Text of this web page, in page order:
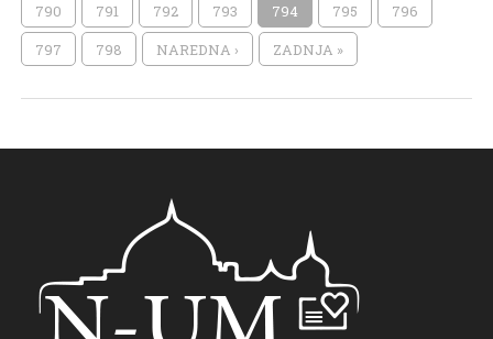
790 791 792 793 794 795 796
797 798 NAREDNA › ZADNJA »